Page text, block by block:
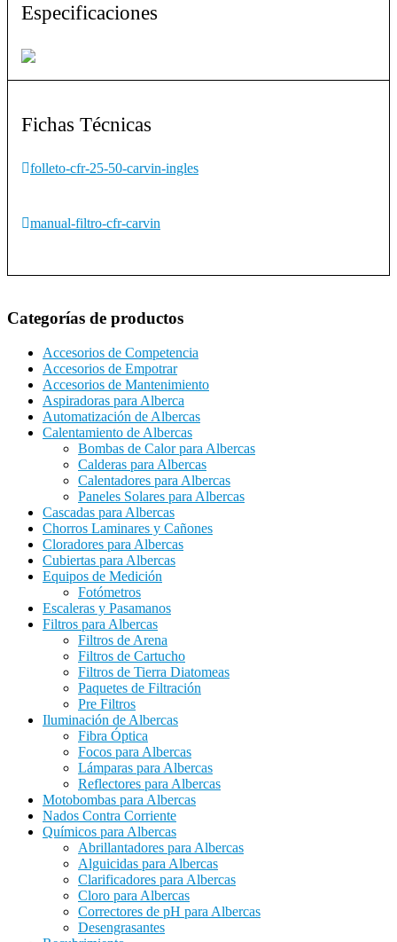
Especificaciones
Fichas Técnicas
folleto-cfr-25-50-carvin-ingles
manual-filtro-cfr-carvin
Categorías de productos
Accesorios de Competencia
Accesorios de Empotrar
Accesorios de Mantenimiento
Aspiradoras para Alberca
Automatización de Albercas
Calentamiento de Albercas
Bombas de Calor para Albercas
Calderas para Albercas
Calentadores para Albercas
Paneles Solares para Albercas
Cascadas para Albercas
Chorros Laminares y Cañones
Cloradores para Albercas
Cubiertas para Albercas
Equipos de Medición
Fotómetros
Escaleras y Pasamanos
Filtros para Albercas
Filtros de Arena
Filtros de Cartucho
Filtros de Tierra Diatomeas
Paquetes de Filtración
Pre Filtros
Iluminación de Albercas
Fibra Óptica
Focos para Albercas
Lámparas para Albercas
Reflectores para Albercas
Motobombas para Albercas
Nados Contra Corriente
Químicos para Albercas
Abrillantadores para Albercas
Alguicidas para Albercas
Clarificadores para Albercas
Cloro para Albercas
Correctores de pH para Albercas
Desengrasantes